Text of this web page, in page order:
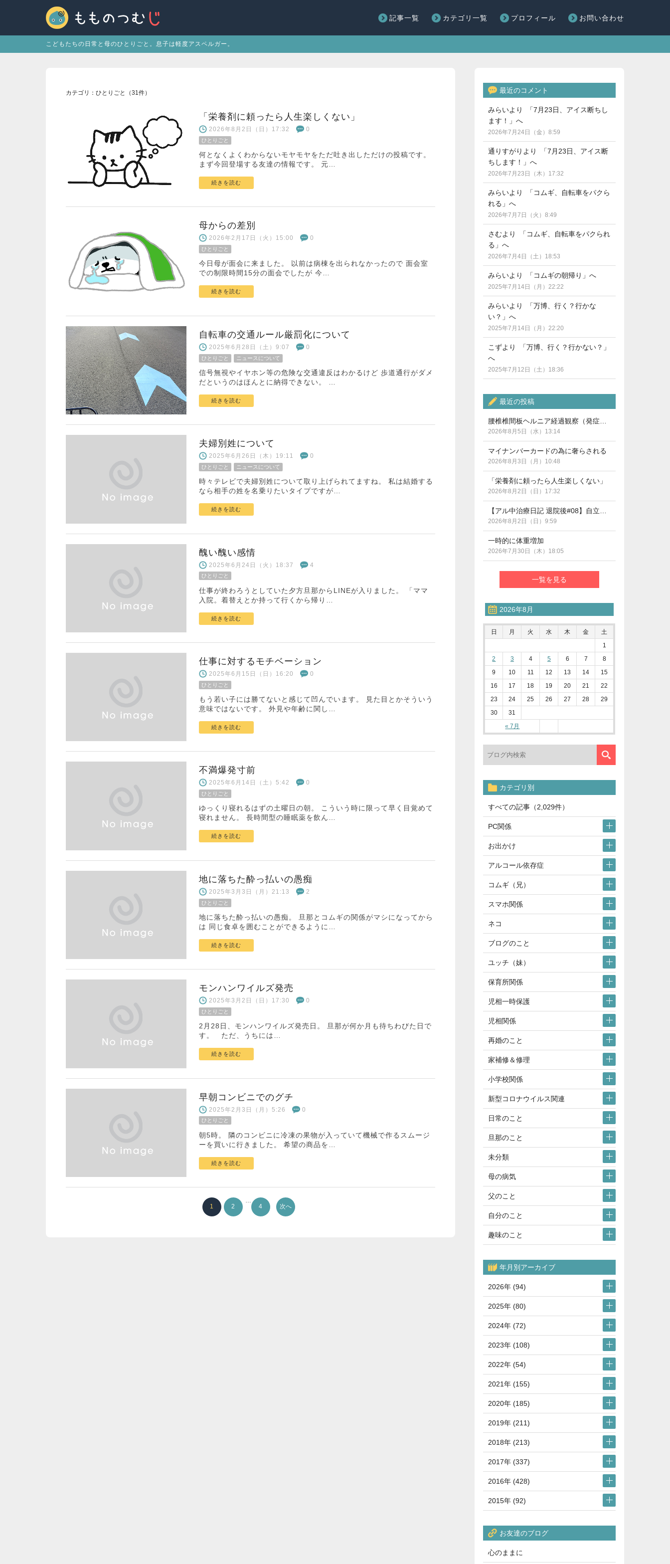
記事一覧 カテゴリ一覧 プロフィール お問い合わせ
こどもたちの日常と母のひとりごと。息子は軽度アスペルガー。
カテゴリ：ひとりごと（31件）
「栄養剤に頼ったら人生楽しくない」
2026年8月2日（日）17:32 0
ひとりごと
何となくよくわからないモヤモヤをただ吐き出しただけの投稿です。
まず今回登場する友達の情報です。 元…
続きを読む
母からの差別
2026年2月17日（火）15:00 0
ひとりごと
今日母が面会に来ました。 以前は病棟を出られなかったので 面会室
での制限時間15分の面会でしたが 今…
続きを読む
自転車の交通ルール厳罰化について
2025年6月28日（土）9:07 0
ひとりごと ニュースについて
信号無視やイヤホン等の危険な交通違反はわかるけど 歩道通行がダメ
だというのはほんとに納得できない。 …
続きを読む
夫婦別姓について
2025年6月26日（木）19:11 0
ひとりごと ニュースについて
時々テレビで夫婦別姓について取り上げられてますね。 私は結婚する
なら相手の姓を名乗りたいタイプですが…
続きを読む
醜い醜い感情
2025年6月24日（火）18:37 4
ひとりごと
仕事が終わろうとしていた夕方旦那からLINEが入りました。 「ママ
入院。着替えとか持って行くから帰り…
続きを読む
仕事に対するモチベーション
2025年6月15日（日）16:20 0
ひとりごと
もう若い子には勝てないと感じて凹んでいます。 見た目とかそういう
意味ではないです。 外見や年齢に関し…
続きを読む
不満爆発寸前
2025年6月14日（土）5:42 0
ひとりごと
ゆっくり寝れるはずの土曜日の朝。 こういう時に限って早く目覚めて
寝れません。 長時間型の睡眠薬を飲ん…
続きを読む
地に落ちた酔っ払いの愚痴
2025年3月3日（月）21:13 2
ひとりごと
地に落ちた酔っ払いの愚痴。 旦那とコムギの関係がマシになってから
は 同じ食卓を囲むことができるように…
続きを読む
モンハンワイルズ発売
2025年3月2日（日）17:30 0
ひとりごと
2月28日、モンハンワイルズ発売日。 旦那が何か月も待ちわびた日で
す。 ただ、うちには…
続きを読む
早朝コンビニでのグチ
2025年2月3日（月）5:26 0
ひとりごと
朝5時。 隣のコンビニに冷凍の果物が入っていて機械で作るスムージ
ーを買いに行きました。 希望の商品を…
続きを読む
1 2
…
4
次へ
最近のコメント
みらいより 「7月23日、アイス断ちし
ます！」へ
2026年7月24日（金）8:59
通りすがりより 「7月23日、アイス断
ちします！」へ
2026年7月23日（木）17:32
みらいより 「コムギ、自転車をパクら
れる」へ
2026年7月7日（火）8:49
さむより 「コムギ、自転車をパクられ
る」へ
2026年7月4日（土）18:53
みらいより 「コムギの朝帰り」へ
2025年7月14日（月）22:22
みらいより 「万博、行く？行かな
い？」へ
2025年7月14日（月）22:20
こずより 「万博、行く？行かない？」
へ
2025年7月12日（土）18:36
最近の投稿
2026年8月5日（水）13:14
マイナンバーカードの為に奢らされる
2026年8月3日（月）10:48
「栄養剤に頼ったら人生楽しくない」
2026年8月2日（日）17:32
2026年8月2日（日）9:59
一時的に体重増加
2026年7月30日（木）18:05
一覧を見る
2026年8月
日 月 火 水 木 金 土
« 7月
1
2
3 4 5 6 7
8
9
10 11 12 13 14
15
16
17 18 19 20 21
22
23
24 25 26 27 28
29
30
31
カテゴリ別
すべての記事（2,029件）
PC関係
お出かけ
アルコール依存症
コムギ（兄）
スマホ関係
ネコ
ブログのこと
ユッチ（妹）
保育所関係
児相一時保護
児相関係
再婚のこと
家補修＆修理
小学校関係
新型コロナウイルス関連
日常のこと
旦那のこと
未分類
母の病気
父のこと
自分のこと
趣味のこと
年月別アーカイブ
2026年 (94)
2025年 (80)
2024年 (72)
2023年 (108)
2022年 (54)
2021年 (155)
2020年 (185)
2019年 (211)
2018年 (213)
2017年 (337)
2016年 (428)
2015年 (92)
お友達のブログ
心のままに